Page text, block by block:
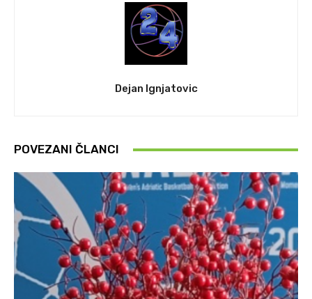
Dejan Ignjatovic
POVEZANI ČLANCI